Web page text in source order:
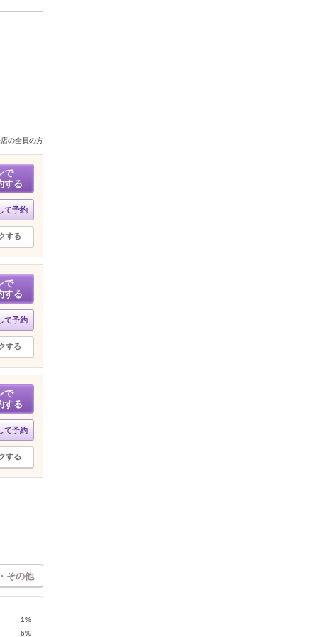
の全員の方
で
する
て予約
する
で
する
て予約
する
で
する
て予約
する
その他
1%
6%